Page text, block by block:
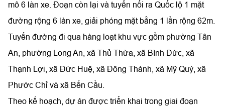
mô 6 làn xe. Đoạn còn lại và tuyến nối ra Quốc lộ 1 mặt
đường rộng 6 làn xe, giải phóng mặt bằng 1 lần rộng 62m.
Tuyến đường đi qua hàng loạt khu vực gồm phường Tân
An, phường Long An, xã Thủ Thừa, xã Bình Đức, xã
Thạnh Lợi, xã Đức Huệ, xã Đông Thành, xã Mỹ Quý, xã
Phước Chỉ và xã Bến Cầu.
Theo kế hoạch, dự án được triển khai trong giai đoạn